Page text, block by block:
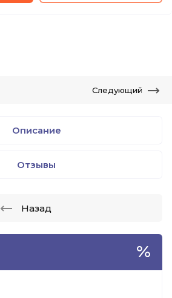
Следующий
Описание
Отзывы
Назад